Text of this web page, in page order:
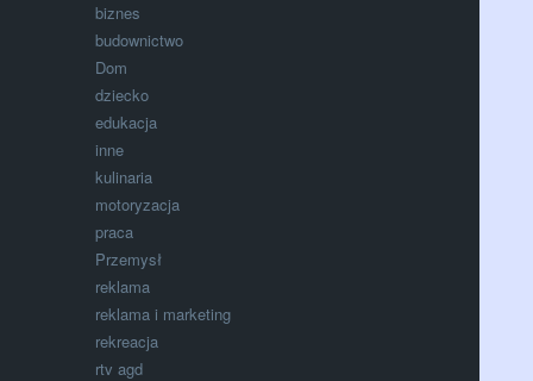
biznes
budownictwo
Dom
dziecko
edukacja
inne
kulinaria
motoryzacja
praca
Przemysł
reklama
reklama i marketing
rekreacja
rtv agd